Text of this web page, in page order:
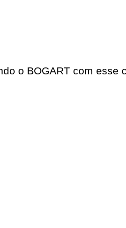
o BOGART com esse